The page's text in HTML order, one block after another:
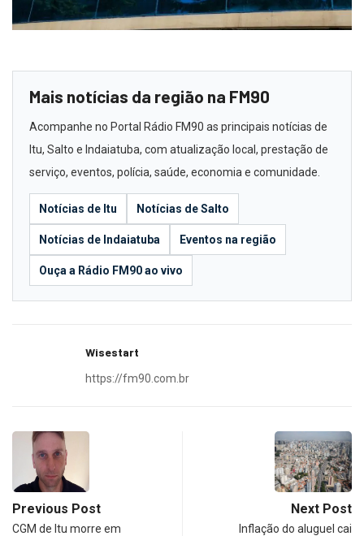
Mais notícias da região na FM90
Acompanhe no Portal Rádio FM90 as principais notícias de
Itu, Salto e Indaiatuba, com atualização local, prestação de
serviço, eventos, polícia, saúde, economia e comunidade.
Notícias de Itu Notícias de Salto
Notícias de Indaiatuba Eventos na região
Ouça a Rádio FM90 ao vivo
Wisestart
https://fm90.com.br
Previous Post
CGM de Itu morre em
Next Post
Inflação do aluguel cai